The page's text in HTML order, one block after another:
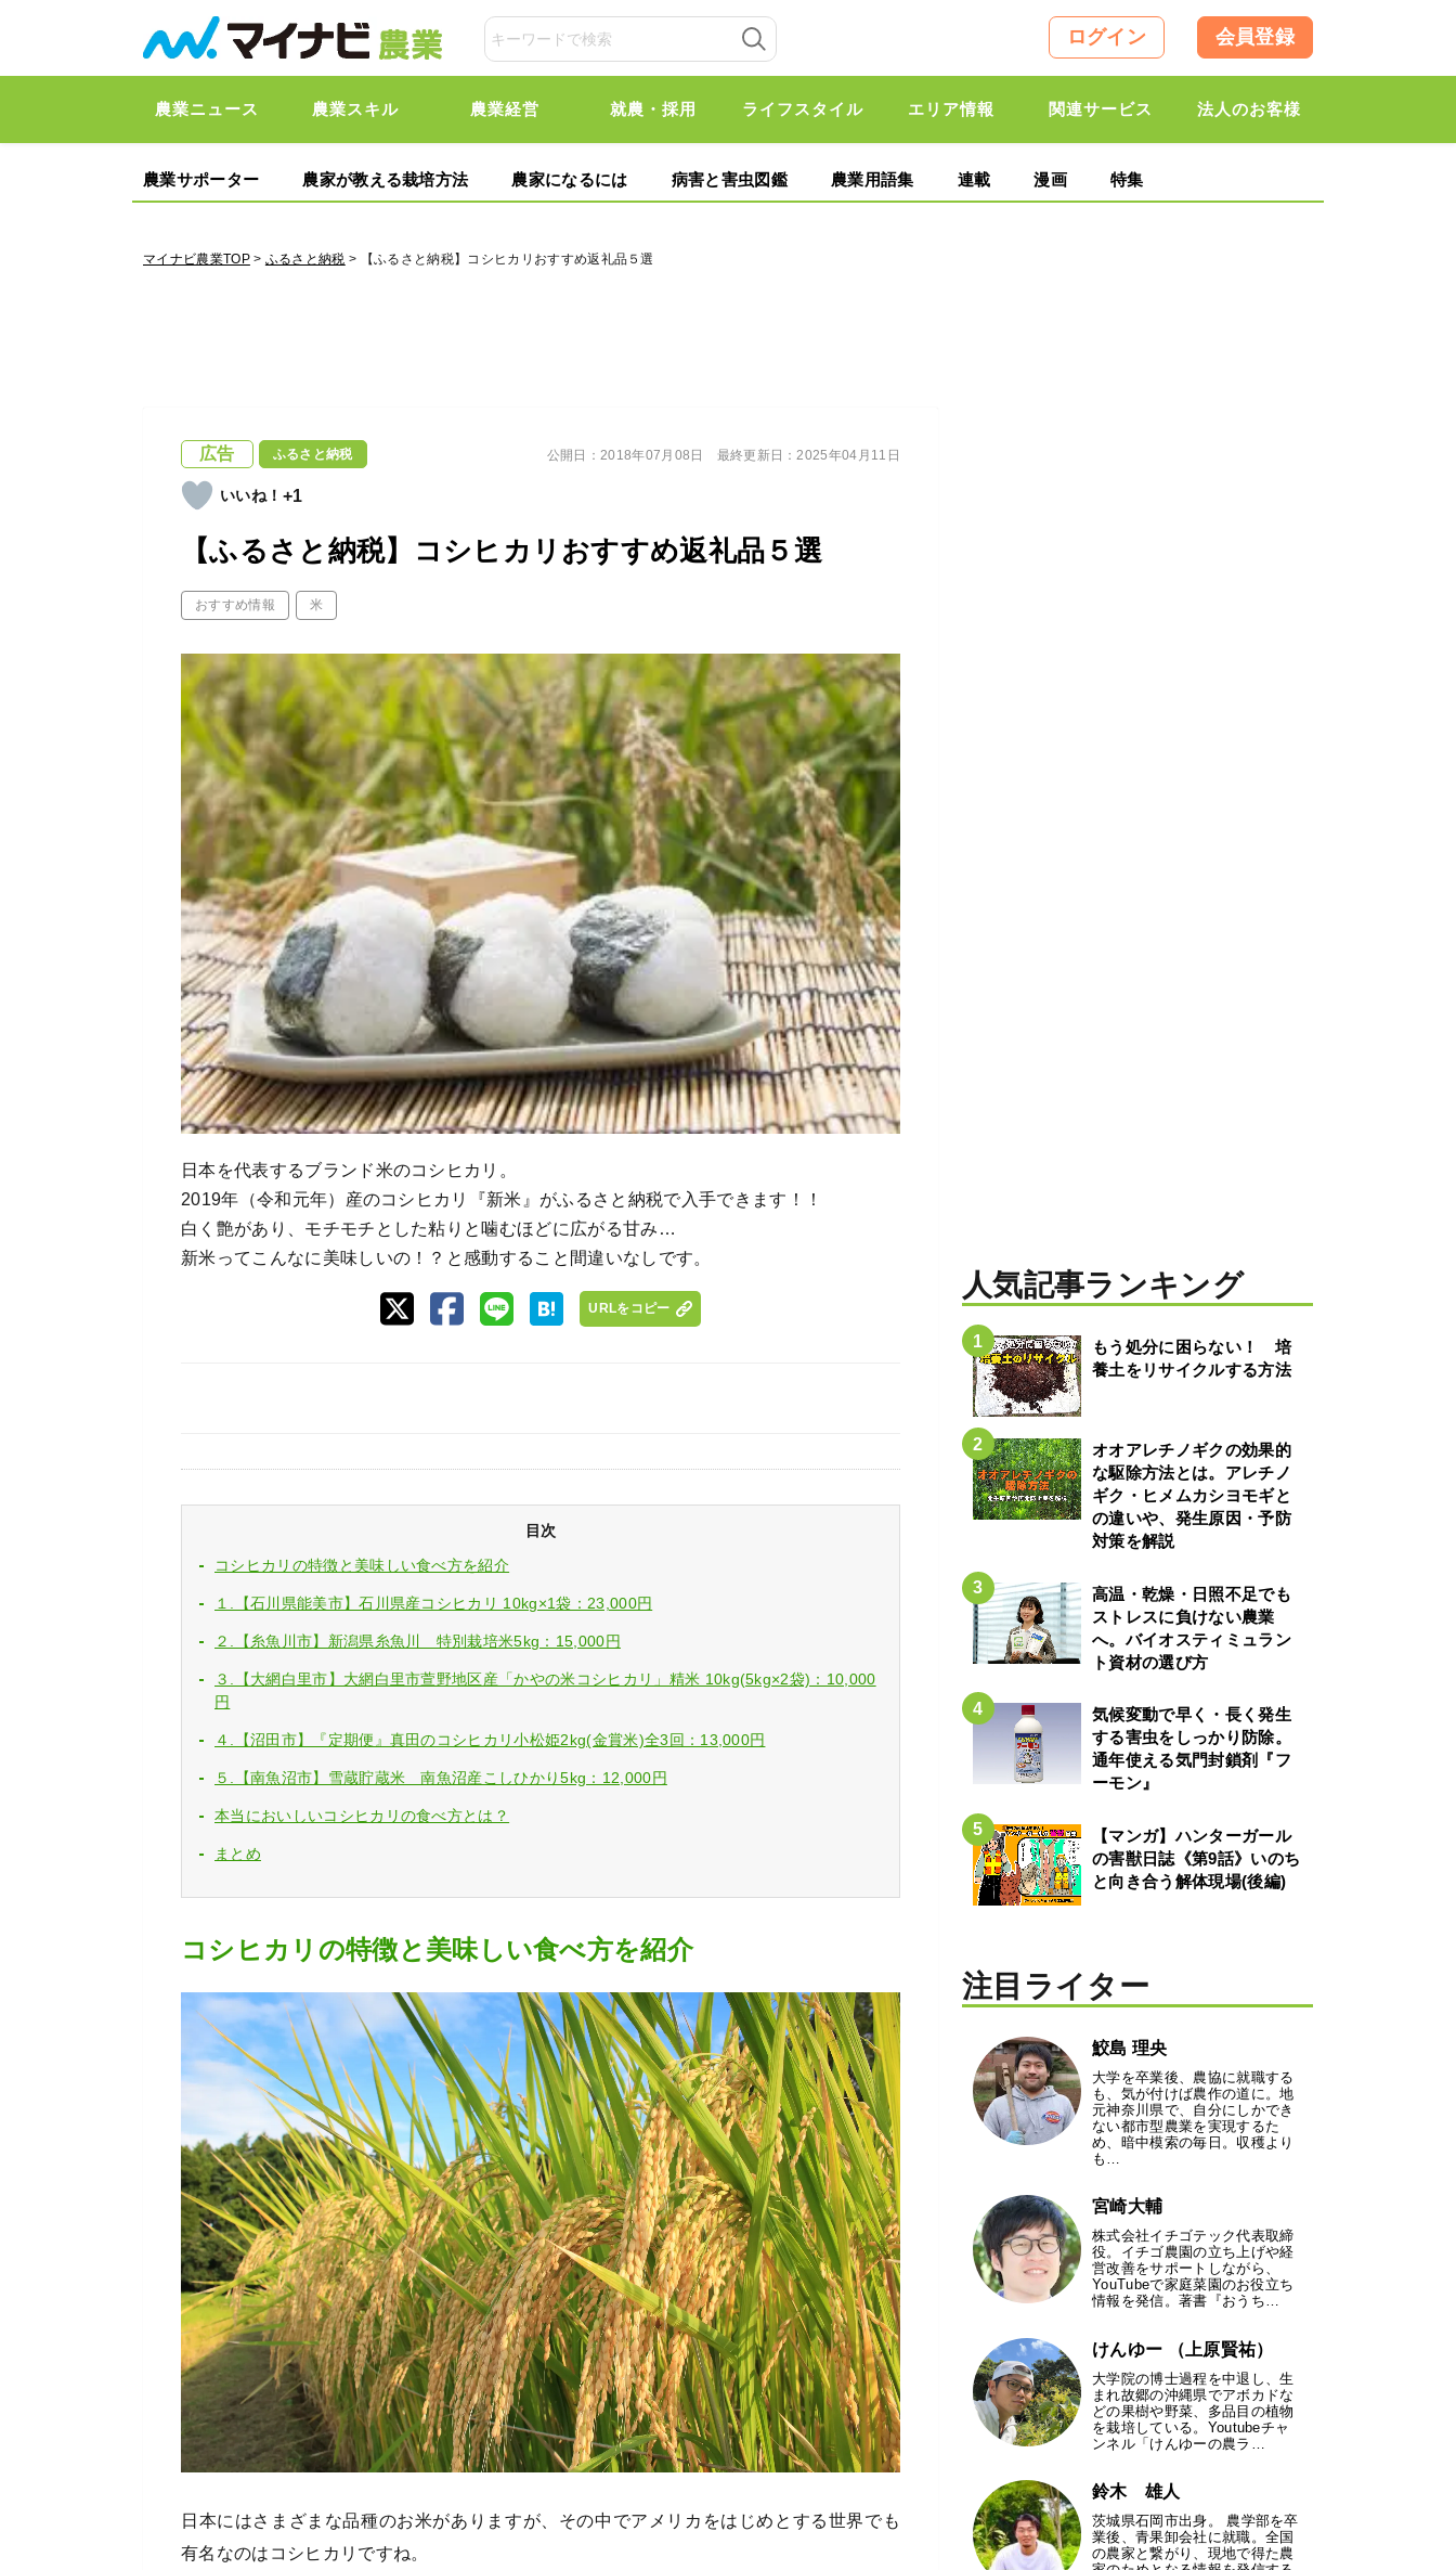
ログイン 会員登録
農業ニュース 農業スキル 農業経営 就農・採用 ライフスタイル エリア情報 関連サービス 法人のお客様
農業サポーター 農家が教える栽培方法 農家になるには 病害と害虫図鑑 農業用語集 連載 漫画 特集
マイナビ農業TOP> ふるさと納税 > 【ふるさと納税】コシヒカリおすすめ返礼品５選
広告 ふるさと納税
+1
【ふるさと納税】コシヒカリおすすめ返礼品５選
おすすめ情報 米
公開日：2018年07月08日 最終更新日：2025年04月11日
日本を代表するブランド米のコシヒカリ。
2019年（令和元年）産のコシヒカリ『新米』がふるさと納税で入手できます！！
白く艶があり、モチモチとした粘りと噛むほどに広がる甘み…
新米ってこんなに美味しいの！？と感動すること間違いなしです。
URLをコピー
目次
コシヒカリの特徴と美味しい食べ方を紹介
１.【石川県能美市】石川県産コシヒカリ 10kg×1袋：23,000円
２.【糸魚川市】新潟県糸魚川 特別栽培米5kg：15,000円
３.【大網白里市】大網白里市萱野地区産「かやの米コシヒカリ」精米 10kg(5kg×2袋)：10,000
円
４.【沼田市】『定期便』真田のコシヒカリ小松姫2kg(金賞米)全3回：13,000円
５.【南魚沼市】雪蔵貯蔵米 南魚沼産こしひかり5kg：12,000円
本当においしいコシヒカリの食べ方とは？
まとめ
コシヒカリの特徴と美味しい食べ方を紹介
日本にはさまざまな品種のお米がありますが、その中でアメリカをはじめとする世界でも
有名なのはコシヒカリですね。
人気記事ランキング
もう処分に困らない！ 培
養土をリサイクルする方法
オオアレチノギクの効果的
な駆除方法とは。アレチノ
ギク・ヒメムカシヨモギと
の違いや、発生原因・予防
対策を解説
高温・乾燥・日照不足でも
ストレスに負けない農業
へ。バイオスティミュラン
ト資材の選び方
気候変動で早く・長く発生
する害虫をしっかり防除。
通年使える気門封鎖剤『フ
ーモン』
【マンガ】ハンターガール
の害獣日誌《第9話》いのち
と向き合う解体現場(後編)
注目ライター
鮫島 理央
大学を卒業後、農協に就職する
も、気が付けば農作の道に。地
元神奈川県で、自分にしかでき
ない都市型農業を実現するた
め、暗中模索の毎日。収穫より
も…
宮崎大輔
株式会社イチゴテック代表取締
役。イチゴ農園の立ち上げや経
営改善をサポートしながら、
YouTubeで家庭菜園のお役立ち
情報を発信。著書『おうち…
けんゆー （上原賢祐）
大学院の博士過程を中退し、生
まれ故郷の沖縄県でアボカドな
どの果樹や野菜、多品目の植物
を栽培している。Youtubeチャ
ンネル「けんゆーの農ラ…
鈴木 雄人
茨城県石岡市出身。 農学部を卒
業後、青果卸会社に就職。全国
の農家と繋がり、現地で得た農